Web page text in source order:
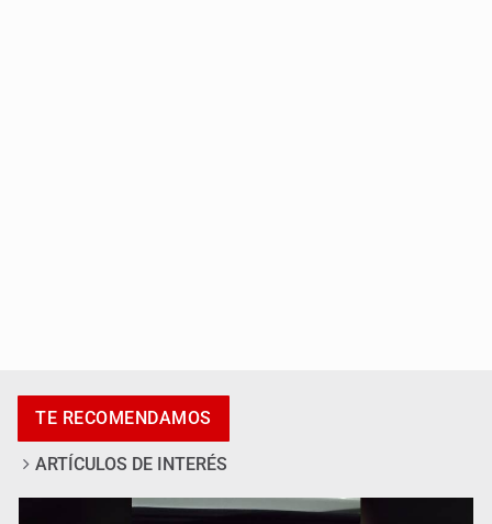
TE RECOMENDAMOS
ARTÍCULOS DE INTERÉS